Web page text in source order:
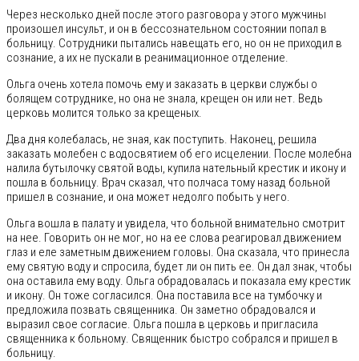
Через несколько дней после этого разговора у этого мужчины
произошел инсульт, и он в бессознательном состоянии попал в
больницу. Сотрудники пытались навещать его, но он не приходил в
сознание, а их не пускали в реанимационное отделение.
Ольга очень хотела помочь ему и заказать в церкви службы о
болящем сотруднике, но она не знала, крещен он или нет. Ведь
церковь молится только за крещеных.
Два дня колебалась, не зная, как поступить. Наконец, решила
заказать молебен с водосвятием об его исцелении. После молебна
налила бутылочку святой воды, купила нательный крестик и икону и
пошла в больницу. Врач сказал, что полчаса тому назад больной
пришел в сознание, и она может недолго побыть у него.
Ольга вошла в палату и увидела, что больной внимательно смотрит
на нее. Говорить он не мог, но на ее слова реагировал движением
глаз и еле заметным движением головы. Она сказала, что принесла
ему святую воду и спросила, будет ли он пить ее. Он дал знак, чтобы
она оставила ему воду. Ольга обрадовалась и показала ему крестик
и икону. Он тоже согласился. Она поставила все на тумбочку и
предложила позвать священника. Он заметно обрадовался и
выразил свое согласие. Ольга пошла в церковь и пригласила
священника к больному. Священник быстро собрался и пришел в
больницу.